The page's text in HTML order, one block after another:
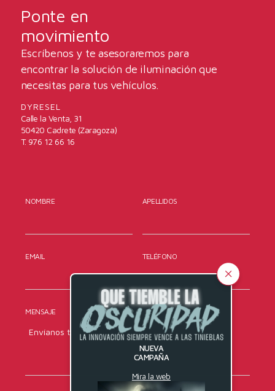
NUEVA
CAMPAÑA
Mira la web
Ponte en
movimiento
Escríbenos y te asesoraremos para
encontrar la solución de iluminación que
necesitas para tus vehículos.
DYRESEL
Calle la Venta, 31
50420 Cadrete (Zaragoza)
T. 976 12 66 16
NOMBRE APELLIDOS
EMAIL TELÉFONO
MENSAJE